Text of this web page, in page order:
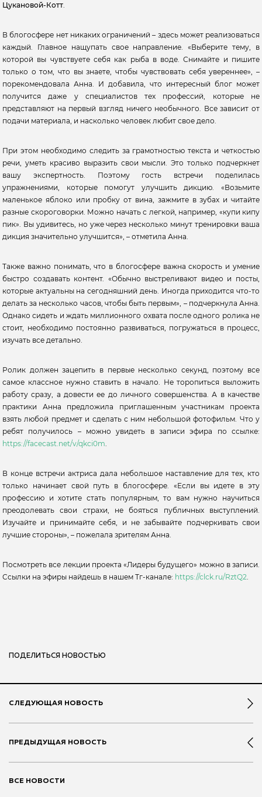
Цукановой-Котт.
В блогосфере нет никаких ограничений – здесь может реализоваться
каждый. Главное нащупать свое направление. «Выберите тему, в
которой вы чувствуете себя как рыба в воде. Снимайте и пишите
только о том, что вы знаете, чтобы чувствовать себя увереннее», –
порекомендовала Анна. И добавила, что интересный блог может
получится даже у специалистов тех профессий, которые не
представляют на первый взгляд ничего необычного. Все зависит от
подачи материала, и насколько человек любит свое дело.
При этом необходимо следить за грамотностью текста и четкостью
речи, уметь красиво выразить свои мысли. Это только подчеркнет
вашу экспертность. Поэтому гость встречи поделилась
упражнениями, которые помогут улучшить дикцию. «Возьмите
маленькое яблоко или пробку от вина, зажмите в зубах и читайте
разные скороговорки. Можно начать с легкой, например, «купи кипу
пик». Вы удивитесь, но уже через несколько минут тренировки ваша
дикция значительно улучшится», – отметила Анна.
Также важно понимать, что в блогосфере важна скорость и умение
быстро создавать контент. «Обычно выстреливают видео и посты,
которые актуальны на сегодняшний день. Иногда приходится что-то
делать за несколько часов, чтобы быть первым», – подчеркнула Анна.
Однако сидеть и ждать миллионного охвата после одного ролика не
стоит, необходимо постоянно развиваться, погружаться в процесс,
изучать все детально.
Ролик должен зацепить в первые несколько секунд, поэтому все
самое классное нужно ставить в начало. Не торопиться выложить
работу сразу, а довести ее до личного совершенства. А в качестве
практики Анна предложила приглашенным участникам проекта
взять любой предмет и сделать с ним небольшой фотофильм. Что у
ребят получилось – можно увидеть в записи эфира по ссылке:
https://facecast.net/v/qkci0m.
В конце встречи актриса дала небольшое наставление для тех, кто
только начинает свой путь в блогосфере. «Если вы идете в эту
профессию и хотите стать популярным, то вам нужно научиться
преодолевать свои страхи, не бояться публичных выступлений.
Изучайте и принимайте себя, и не забывайте подчеркивать свои
лучшие стороны», – пожелала зрителям Анна.
Посмотреть все лекции проекта «Лидеры будущего» можно в записи.
Ссылки на эфиры найдешь в нашем Тг-канале: https://clck.ru/RztQ2.
ПОДЕЛИТЬСЯ НОВОСТЬЮ
ПРЕДЫДУЩАЯ НОВОСТЬ
ВСЕ НОВОСТИ
СЛЕДУЮЩАЯ НОВОСТЬ